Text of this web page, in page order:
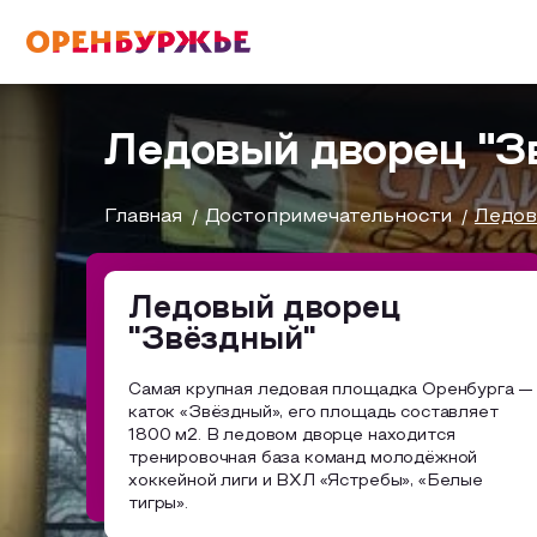
О РЕГИОНЕ
О регионе
Фотобанк
МОЙ МАРШРУТ
Маршруты от туроператоров
Промышленный туризм
Пешеходный туризм
ГДЕ ПОЕСТЬ
ГДЕ ОСТАНОВИТЬСЯ
Русский(RU)Ледовый дворец
Главная Достопримечательности
Ледовый дворец
"Звёздный"
Самая крупная ледовая площадка Оренбурга —
каток «Звёздный», его площадь составляет
1800 м2. В ледовом дворце находится
тренировочная база команд молодёжной
хоккейной лиги и ВХЛ «Ястребы», «Белые
тигры».